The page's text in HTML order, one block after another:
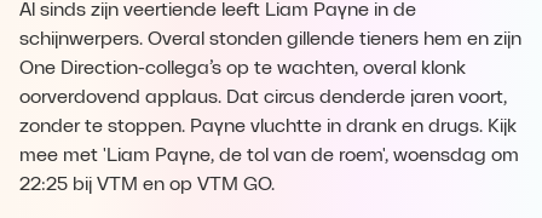
Al sinds zijn veertiende leeft Liam Payne in de
schijnwerpers. Overal stonden gillende tieners hem en zijn
One Direction-collega’s op te wachten, overal klonk
oorverdovend applaus. Dat circus denderde jaren voort,
zonder te stoppen. Payne vluchtte in drank en drugs. Kijk
mee met 'Liam Payne, de tol van de roem', woensdag om
22:25 bij VTM en op VTM GO.